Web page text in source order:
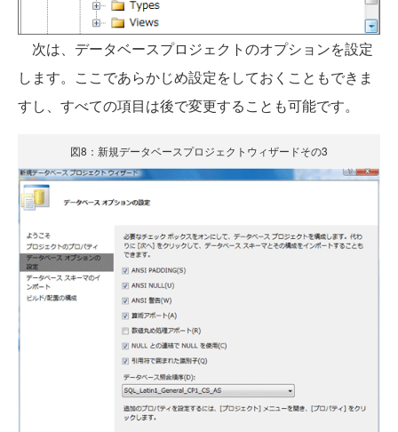
次は、データベースプロジェクトのオプションを設定
します。ここであらかじめ設定をしておくこともできま
すし、すべての項目は後で変更することも可能です。
図8：新規データベースプロジェクトウィザードその3